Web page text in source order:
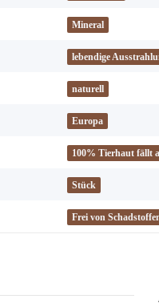
Mineral
lebendige
naturell
Europa
100% Tierhaut fällt
Stück
Frei von